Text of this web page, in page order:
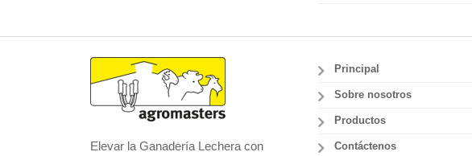
Elevar la Ganadería Lechera con
Principal
Sobre nosotros
Productos
Contáctenos